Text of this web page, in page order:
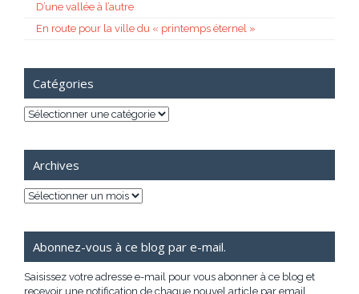
D’une vallée à l’autre
En route pour la ville du « printemps éternel »
Catégories
Catégories
Archives
Archives
Abonnez-vous à ce blog par e-mail.
Saisissez votre adresse e-mail pour vous abonner à ce blog et
recevoir une notification de chaque nouvel article par email.